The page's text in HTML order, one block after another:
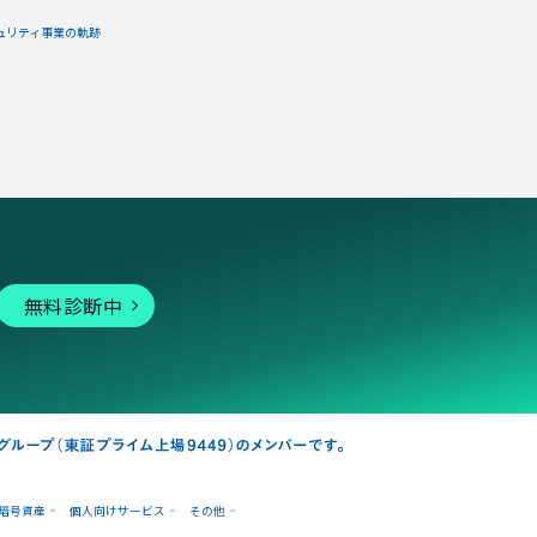
リティ事業の軌跡
無料診断中
号資産 個人向けサービス その他